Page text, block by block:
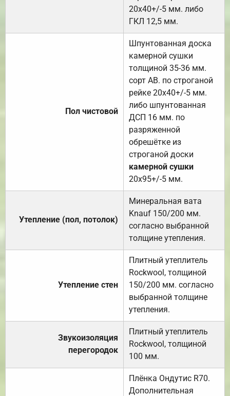
20х40+/-5 мм. либо
ГКЛ 12,5 мм.
Пол чистовой
Шпунтованная доска
камерной сушки
толщиной 35-36 мм.
сорт АВ. по строганой
рейке 20х40+/-5 мм.
либо шпунтованная
ДСП 16 мм. по
разряженной
обрешётке из
строганой доски
камерной сушки
20х95+/-5 мм.
Утепление (пол, потолок)
Минеральная вата
Knauf 150/200 мм.
согласно выбранной
толщине утепления.
Утепление стен
Плитный утеплитель
Rockwool, толщиной
150/200 мм. согласно
выбранной толщине
утепления.
Звукоизоляция
перегородок
Плитный утеплитель
Rockwool, толщиной
100 мм.
Плёнка Ондутис R70.
Дополнительная